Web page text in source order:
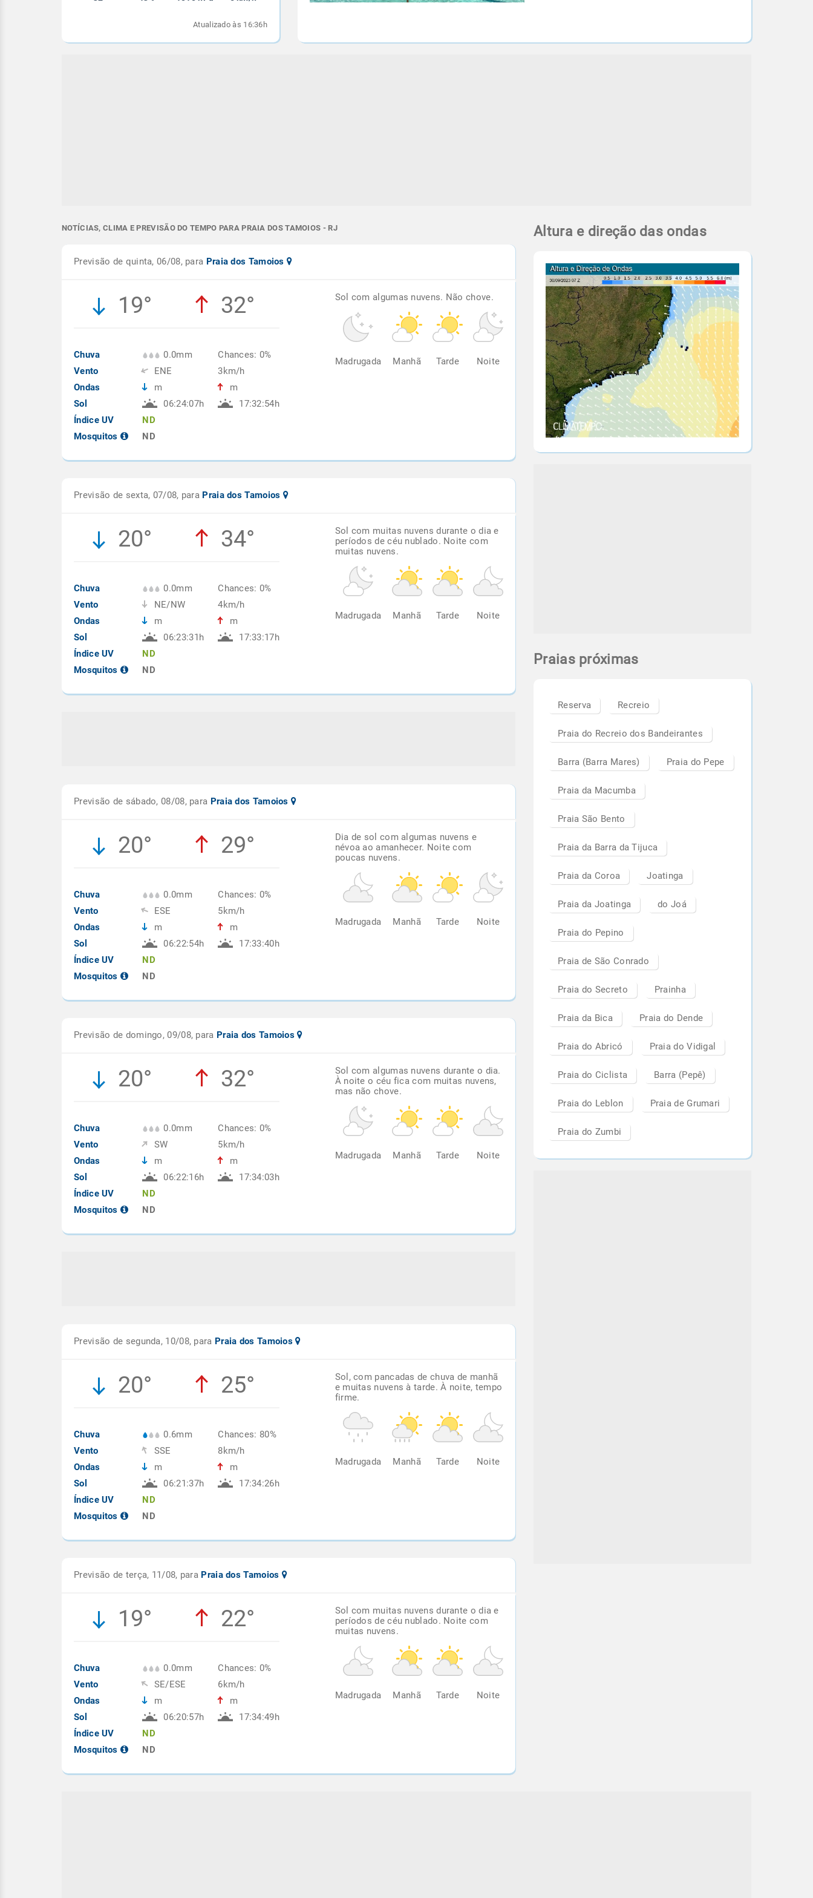
Atualizado às 16:36h
NOTÍCIAS, CLIMA E PREVISÃO DO TEMPO PARA PRAIA DOS TAMOIOS - RJ
Previsão de quinta, 06/08, para Praia dos Tamoios
19° 32°
Chuva
Vento
Ondas
Sol
Índice UV
Mosquitos
0.0mm
ENE
m
06:24:07h
ND
ND
Chances: 0%
3km/h
m
17:32:54h
Sol com algumas nuvens. Não chove.
Madrugada Manhã Tarde Noite
Previsão de sexta, 07/08, para Praia dos Tamoios
20° 34°
Chuva
Vento
Ondas
Sol
Índice UV
Mosquitos
0.0mm
NE/NW
m
06:23:31h
ND
ND
Chances: 0%
4km/h
m
17:33:17h
Sol com muitas nuvens durante o dia e
períodos de céu nublado. Noite com
muitas nuvens.
Madrugada Manhã Tarde Noite
Previsão de sábado, 08/08, para Praia dos Tamoios
20° 29°
Chuva
Vento
Ondas
Sol
Índice UV
Mosquitos
0.0mm
ESE
m
06:22:54h
ND
ND
Chances: 0%
5km/h
m
17:33:40h
Dia de sol com algumas nuvens e
névoa ao amanhecer. Noite com
poucas nuvens.
Madrugada Manhã Tarde Noite
Previsão de domingo, 09/08, para Praia dos Tamoios
20° 32°
Chuva
Vento
Ondas
Sol
Índice UV
Mosquitos
0.0mm
SW
m
06:22:16h
ND
ND
Chances: 0%
5km/h
m
17:34:03h
Sol com algumas nuvens durante o dia.
À noite o céu fica com muitas nuvens,
mas não chove.
Madrugada Manhã Tarde Noite
Previsão de segunda, 10/08, para Praia dos Tamoios
20° 25°
Chuva
Vento
Ondas
Sol
Índice UV
Mosquitos
0.6mm
SSE
m
06:21:37h
ND
ND
Chances: 80%
8km/h
m
17:34:26h
Sol, com pancadas de chuva de manhã
e muitas nuvens à tarde. À noite, tempo
firme.
Madrugada Manhã Tarde Noite
Previsão de terça, 11/08, para Praia dos Tamoios
19° 22°
Chuva
Vento
Ondas
Sol
Índice UV
Mosquitos
0.0mm
SE/ESE
m
06:20:57h
ND
ND
Chances: 0%
6km/h
m
17:34:49h
Sol com muitas nuvens durante o dia e
períodos de céu nublado. Noite com
muitas nuvens.
Madrugada Manhã Tarde Noite
Altura e direção das ondas
Praias próximas
Reserva Recreio
Praia do Recreio dos Bandeirantes
Barra (Barra Mares) Praia do Pepe
Praia da Macumba
Praia São Bento
Praia da Barra da Tijuca
Praia da Coroa Joatinga
Praia da Joatinga do Joá
Praia do Pepino
Praia de São Conrado
Praia do Secreto Prainha
Praia da Bica Praia do Dende
Praia do Abricó Praia do Vidigal
Praia do Ciclista Barra (Pepê)
Praia do Leblon Praia de Grumari
Praia do Zumbi